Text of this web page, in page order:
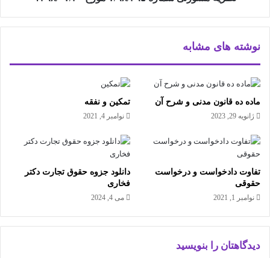
نوشته های مشابه
ماده ده قانون مدنی و شرح آن
ژانویه 29, 2023
تمکین و نفقه
نوامبر 4, 2021
تفاوت دادخواست و درخواست
حقوقی
نوامبر 1, 2021
دانلود جزوه حقوق تجارت دکتر
فخاری
می 4, 2024
دیدگاهتان را بنویسید